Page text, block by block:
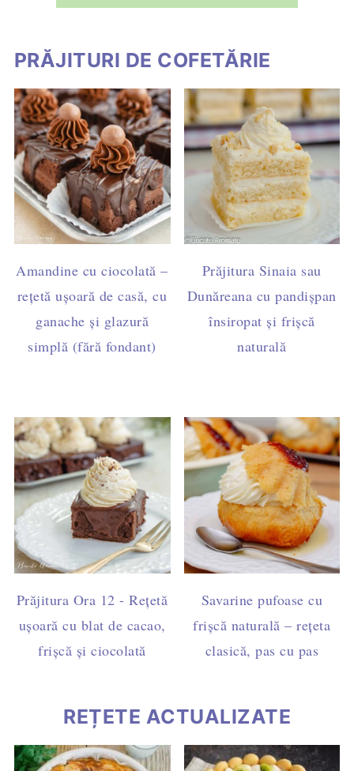
PRĂJITURI DE COFETĂRIE
Amandine cu ciocolată –
rețetă ușoară de casă, cu
ganache și glazură
simplă (fără fondant)
Prăjitura Sinaia sau
Dunăreana cu pandișpan
însiropat și frișcă
naturală
Prăjitura Ora 12 - Rețetă
ușoară cu blat de cacao,
frișcă și ciocolată
Savarine pufoase cu
frișcă naturală – rețeta
clasică, pas cu pas
REȚETE ACTUALIZATE